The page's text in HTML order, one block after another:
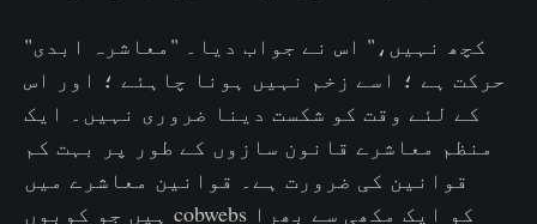
"کچھ نہیں،" اس نے جواب دیا۔ "معاشرہ ابدی
حرکت ہے ؛ اسے زخم نہیں ہونا چاہئے ؛ اور اس
کے لئے وقت کو شکست دینا ضروری نہیں۔ ایک
منظم معاشرے قانون سازوں کے طور پر بہت کم
قوانین کی ضرورت ہے۔ قوانین معاشرے میں
ہیں جو کوبوں cobwebs کو ایک مکھی سے بھرا